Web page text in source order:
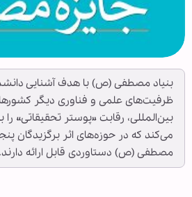
بنیاد مصطفی (ص) با هدف آشنایی
ظرفیت‌های علمی و فناوری دیگر
بین‌المللی، رقابت «پوستر تحقیقاتی» را
می‌کند که در حوزه‌های اثر برگزیدگان
مصطفی (ص) دستاوردی قابل ارائه دارند.